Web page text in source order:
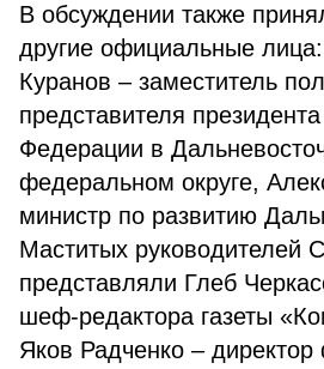
В обсуждении также
другие официальные лица:
Куранов – заместитель
представителя
Федерации в
федеральном округе,
министр по развитию
Маститых руководителей
представляли Глеб
шеф-редактора газеты
Яков Радченко –